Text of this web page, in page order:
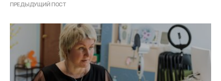
ПРЕДЫДУЩИЙ ПОСТ